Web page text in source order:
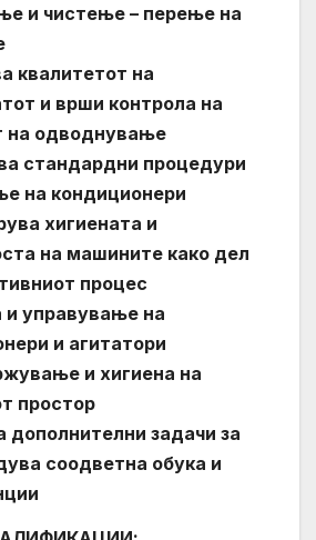
и чистење – перење на
квалитетот на
и врши контрола на
на одводнување
стандардни процедури
на кондиционери
хигиената и
на машините како дел
процес
и управување на
и агитатори
и хигиена на
простор
дополнителни задачи за
соодветна обука и